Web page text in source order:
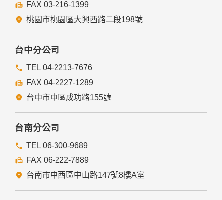
FAX 03-216-1399
桃園市桃園區大興西路二段198號
台中分公司
TEL 04-2213-7676
FAX 04-2227-1289
台中市中區成功路155號
台南分公司
TEL 06-300-9689
FAX 06-222-7889
台南市中西區中山路147號8樓A室